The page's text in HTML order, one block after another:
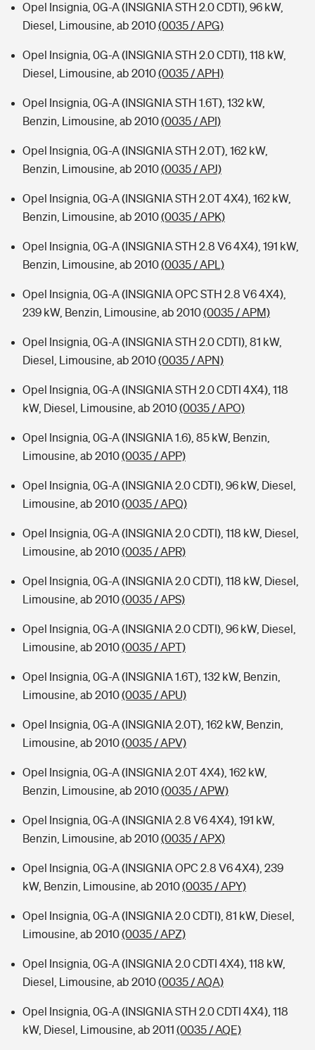
Opel Insignia, 0G-A (INSIGNIA STH 2.0 CDTI), 96 kW,
Diesel, Limousine, ab 2010(0035 / APG)
Opel Insignia, 0G-A (INSIGNIA STH 2.0 CDTI), 118 kW,
Diesel, Limousine, ab 2010(0035 / APH)
Opel Insignia, 0G-A (INSIGNIA STH 1.6T), 132 kW,
Benzin, Limousine, ab 2010(0035 / API)
Opel Insignia, 0G-A (INSIGNIA STH 2.0T), 162 kW,
Benzin, Limousine, ab 2010(0035 / APJ)
Opel Insignia, 0G-A (INSIGNIA STH 2.0T 4X4), 162 kW,
Benzin, Limousine, ab 2010(0035 / APK)
Opel Insignia, 0G-A (INSIGNIA STH 2.8 V6 4X4), 191 kW,
Benzin, Limousine, ab 2010(0035 / APL)
Opel Insignia, 0G-A (INSIGNIA OPC STH 2.8 V6 4X4),
239 kW, Benzin, Limousine, ab 2010(0035 / APM)
Opel Insignia, 0G-A (INSIGNIA STH 2.0 CDTI), 81 kW,
Diesel, Limousine, ab 2010(0035 / APN)
Opel Insignia, 0G-A (INSIGNIA STH 2.0 CDTI 4X4), 118
kW, Diesel, Limousine, ab 2010(0035 / APO)
Opel Insignia, 0G-A (INSIGNIA 1.6), 85 kW, Benzin,
Limousine, ab 2010(0035 / APP)
Opel Insignia, 0G-A (INSIGNIA 2.0 CDTI), 96 kW, Diesel,
Limousine, ab 2010(0035 / APQ)
Opel Insignia, 0G-A (INSIGNIA 2.0 CDTI), 118 kW, Diesel,
Limousine, ab 2010(0035 / APR)
Opel Insignia, 0G-A (INSIGNIA 2.0 CDTI), 118 kW, Diesel,
Limousine, ab 2010(0035 / APS)
Opel Insignia, 0G-A (INSIGNIA 2.0 CDTI), 96 kW, Diesel,
Limousine, ab 2010(0035 / APT)
Opel Insignia, 0G-A (INSIGNIA 1.6T), 132 kW, Benzin,
Limousine, ab 2010(0035 / APU)
Opel Insignia, 0G-A (INSIGNIA 2.0T), 162 kW, Benzin,
Limousine, ab 2010(0035 / APV)
Opel Insignia, 0G-A (INSIGNIA 2.0T 4X4), 162 kW,
Benzin, Limousine, ab 2010(0035 / APW)
Opel Insignia, 0G-A (INSIGNIA 2.8 V6 4X4), 191 kW,
Benzin, Limousine, ab 2010(0035 / APX)
Opel Insignia, 0G-A (INSIGNIA OPC 2.8 V6 4X4), 239
kW, Benzin, Limousine, ab 2010(0035 / APY)
Opel Insignia, 0G-A (INSIGNIA 2.0 CDTI), 81 kW, Diesel,
Limousine, ab 2010(0035 / APZ)
Opel Insignia, 0G-A (INSIGNIA 2.0 CDTI 4X4), 118 kW,
Diesel, Limousine, ab 2010(0035 / AQA)
Opel Insignia, 0G-A (INSIGNIA STH 2.0 CDTI 4X4), 118
kW, Diesel, Limousine, ab 2011 (0035 / AQE)